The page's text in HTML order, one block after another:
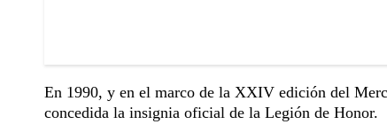
En 1990, y en el marco de la XXIV edición del
concedida la insignia oficial de la Legión de Honor.